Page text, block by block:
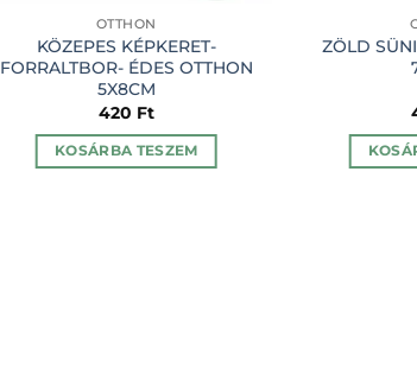
OTTHON
KÖZEPES KÉPKERET-
FORRALTBOR- ÉDES OTTHON
5X8CM
420 Ft
KOSÁRBA TESZEM
ZÖLD